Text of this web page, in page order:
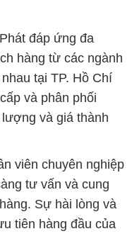
đáp ứng đa
hàng từ các ngành
tại TP. Hồ Chí
và phân phối
và giá thành
viên chuyên nghiệp
tư vấn và cung
Sự hài lòng và
tiên hàng đầu của